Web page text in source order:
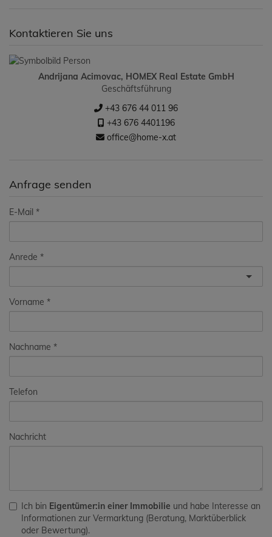
Kontaktieren Sie uns
Andrijana Acimovac, HOMEX Real Estate GmbH
Geschäftsführung
+43 676 44 011 96
+43 676 4401196
office@home-x.at
Anfrage senden
E-Mail
Anrede
Vorname
Nachname
Telefon
Nachricht
Ich bin Eigentümer:in einer Immobilie und habe Interesse an
Informationen zur Vermarktung (Beratung, Marktüberblick
oder Bewertung).